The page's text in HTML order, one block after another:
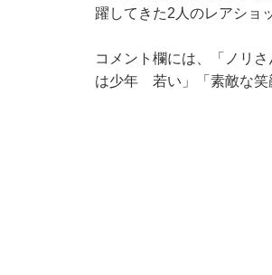
躍してきた2人のレアショ
コメント欄には、「ノリ
は少年 若い」「素敵な笑